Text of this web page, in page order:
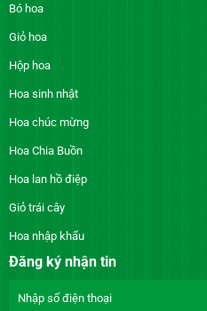
Bó hoa
Giỏ hoa
Hộp hoa
Hoa sinh nhật
Hoa chúc mừng
Hoa Chia Buồn
Hoa lan hồ điệp
Giỏ trái cây
Hoa nhập khẩu
Đăng ký nhận tin